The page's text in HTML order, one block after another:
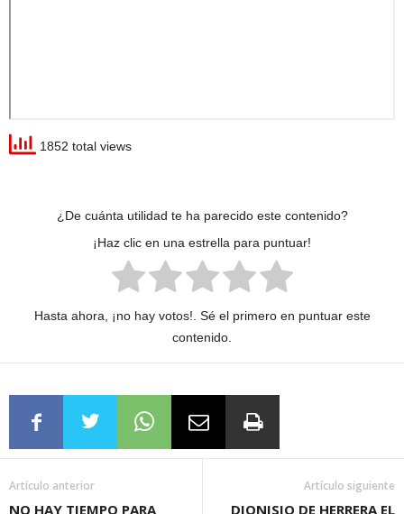
1852 total views
¿De cuánta utilidad te ha parecido este contenido?
¡Haz clic en una estrella para puntuar!
Hasta ahora, ¡no hay votos!. Sé el primero en puntuar este
contenido.
Artículo anterior
NO HAY TIEMPO PARA
Artículo siguiente
DIONISIO DE HERRERA EL